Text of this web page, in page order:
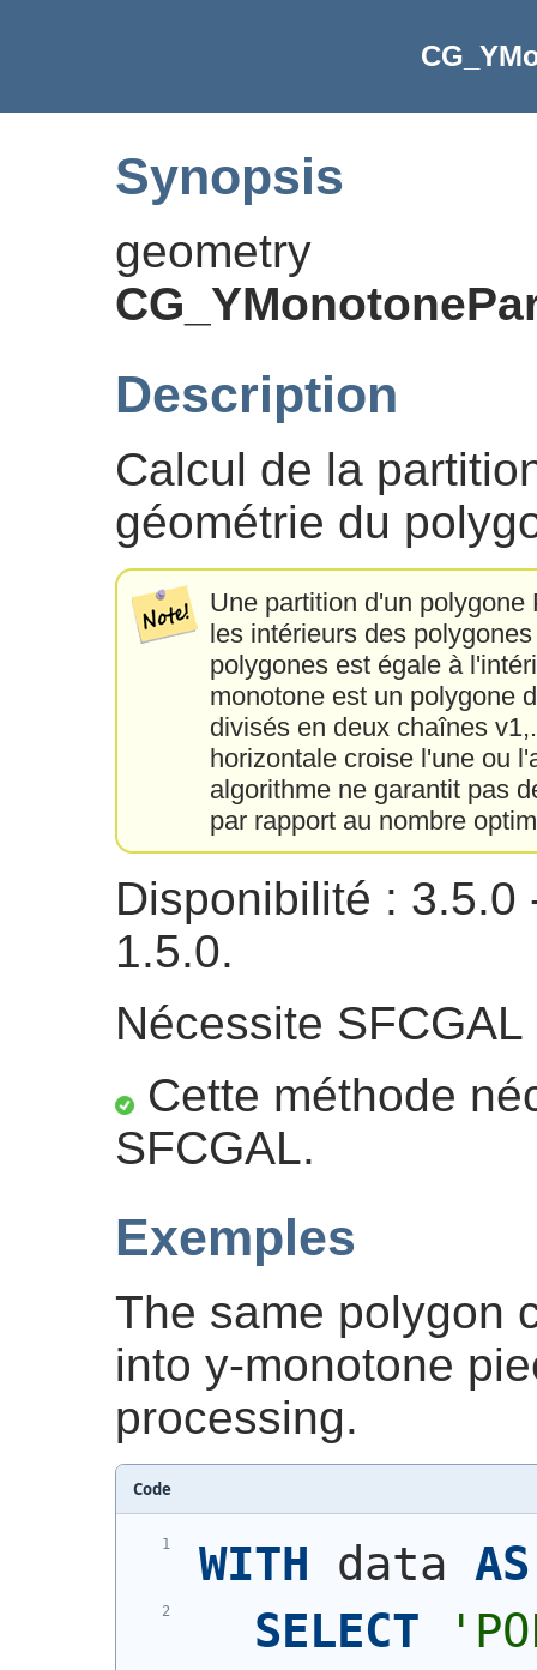
Synopsis
geometry
Description
Calcul de la
géométrie du
Une partition d'un
les intérieurs des
polygones est égale à
monotone est un polygone
divisés en deux chaînes
horizontale croise l'une ou
algorithme ne garantit pas
par rapport au nombre
Disponibilité : 3.5.0
1.5.0.
Nécessite
Cette méthode
SFCGAL.
Exemples
The same polygon
into y-monotone
processing.
Code
WITH data AS
SELECT
'